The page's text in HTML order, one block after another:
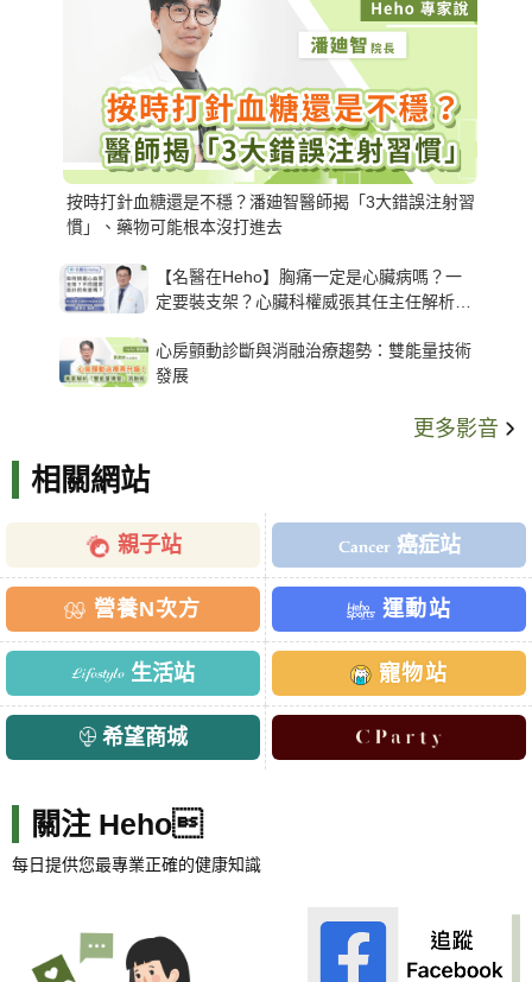
按時打針血糖還是不穩？潘廸智醫師揭「3大錯誤注射習
慣」、藥物可能根本沒打進去
【名醫在Heho】胸痛一定是心臟病嗎？一
定要裝支架？心臟科權威張其任主任解析支
心房顫動診斷與消融治療趨勢：雙能量技術
發展
更多影音
相關網站
親子站 癌症站
營養N次方 運動站
生活站 寵物站
希望商城
關注 Heho
每日提供您最專業正確的健康知識